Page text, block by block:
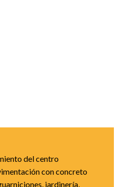
del centro
con concreto
jardinería,